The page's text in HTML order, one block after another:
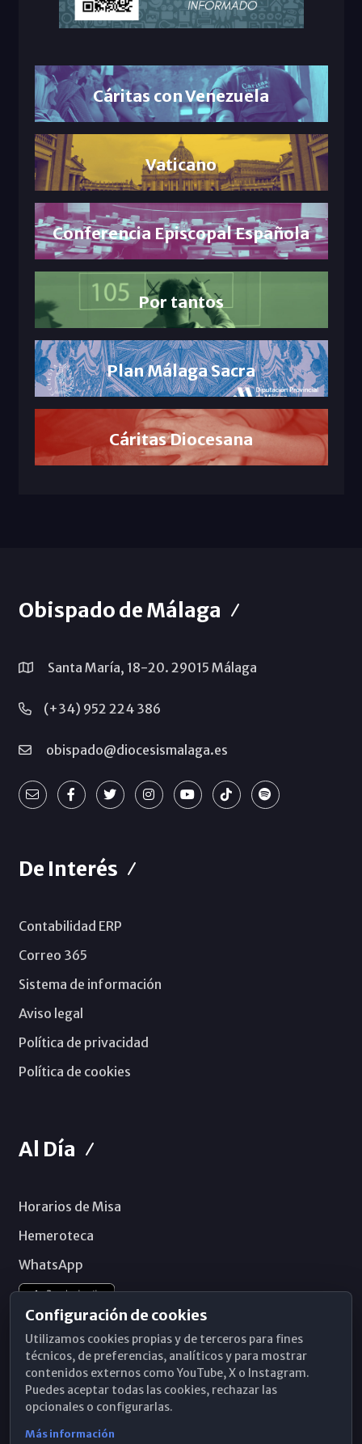
Cáritas con Venezuela
Vaticano
Conferencia Episcopal Española
Por tantos
Plan Málaga Sacra
Cáritas Diocesana
Obispado de Málaga
Santa María, 18-20. 29015 Málaga
(+34) 952 224 386
obispado@diocesismalaga.es
De Interés
Contabilidad ERP
Correo 365
Sistema de información
Aviso legal
Política de privacidad
Política de cookies
Al Día
Horarios de Misa
Hemeroteca
WhatsApp
Configuración de cookies
Utilizamos cookies propias y de terceros para fines
técnicos, de preferencias, analíticos y para mostrar
contenidos externos como YouTube, X o Instagram.
Puedes aceptar todas las cookies, rechazar las
opcionales o configurarlas.
Más información